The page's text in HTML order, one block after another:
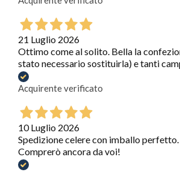
21 Luglio 2026
Ottimo come al solito. Bella la
stato necessario sostituirla) e tanti
Acquirente verificato
10 Luglio 2026
Spedizione celere con imballo
Comprerò ancora da voi!